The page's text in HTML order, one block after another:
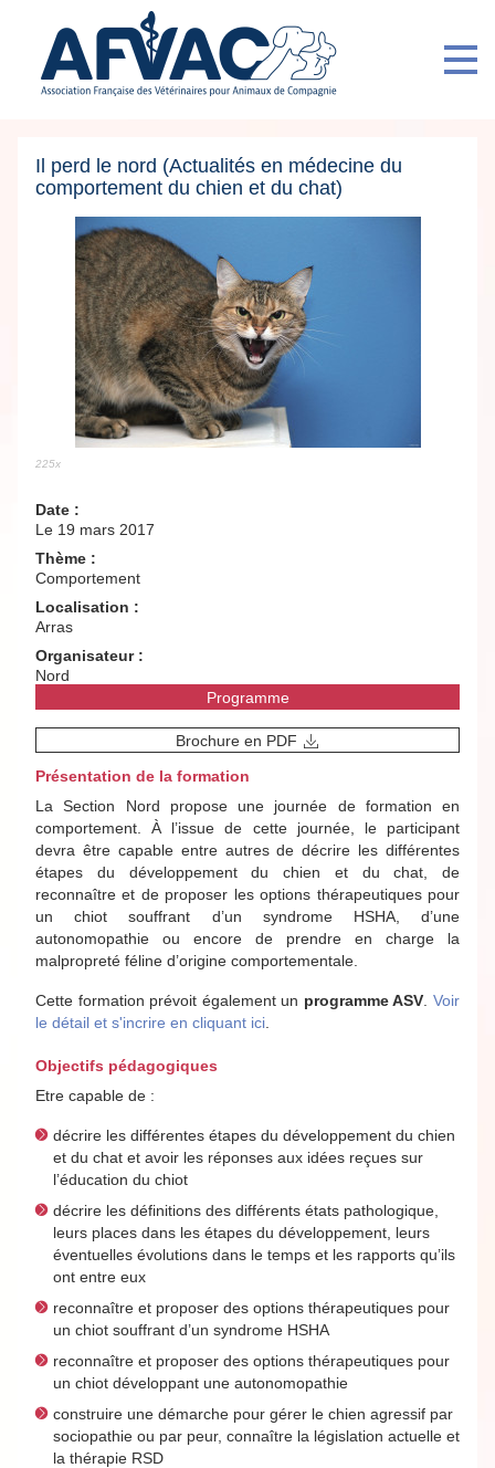
Il perd le nord (Actualités en médecine du
comportement du chien et du chat)
225x
Date :
Le 19 mars 2017
Thème :
Comportement
Localisation :
Arras
Organisateur :
Nord
Programme
Brochure en PDF
Présentation de la formation
La Section Nord propose une journée de formation en
comportement. À l’issue de cette journée, le participant
devra être capable entre autres de décrire les différentes
étapes du développement du chien et du chat, de
reconnaître et de proposer les options thérapeutiques pour
un chiot souffrant d’un syndrome HSHA, d’une
autonomopathie ou encore de prendre en charge la
malpropreté féline d’origine comportementale.
Cette formation prévoit également un programme ASV .Voir
le détail et s'incrire en cliquant ici
Objectifs pédagogiques
Etre capable de :
décrire les différentes étapes du développement du chien
et du chat et avoir les réponses aux idées reçues sur
l’éducation du chiot
décrire les définitions des différents états pathologique,
leurs places dans les étapes du développement, leurs
éventuelles évolutions dans le temps et les rapports qu’ils
ont entre eux
reconnaître et proposer des options thérapeutiques pour
un chiot souffrant d’un syndrome HSHA
reconnaître et proposer des options thérapeutiques pour
un chiot développant une autonomopathie
construire une démarche pour gérer le chien agressif par
sociopathie ou par peur, connaître la législation actuelle et
la thérapie RSD